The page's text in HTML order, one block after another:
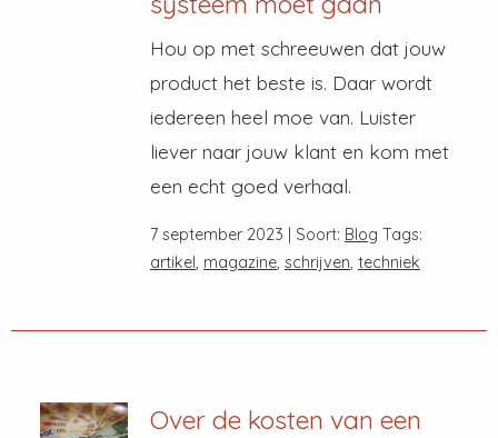
Hou op met schreeuwen dat jouw
product het beste is. Daar wordt
iedereen heel moe van. Luister
liever naar jouw klant en kom met
een echt goed verhaal.
7 september 2023 | Soort: Blog Tags:
artikel, magazine, schrijven, techniek
Over de kosten van een